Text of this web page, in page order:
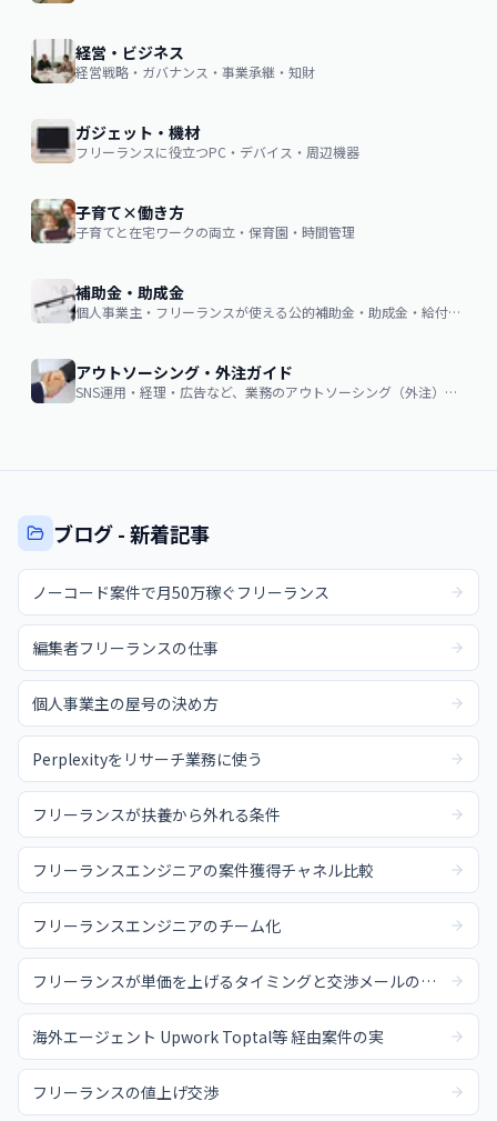
経営・ビジネス
経営戦略・ガバナンス・事業承継・知財
ガジェット・機材
フリーランスに役立つPC・デバイス・周辺機器
子育て×働き方
子育てと在宅ワークの両立・保育園・時間管理
補助金・助成金
個人事業主・フリーランスが使える公的補助金・助成金・給付金の申請ガイド
アウトソーシング・外注ガイド
SNS運用・経理・広告など、業務のアウトソーシング（外注）を検討する企業・個人向け。費用相場・依頼の流れ・失敗しない選び方
ブログ - 新着記事
ノーコード案件で月50万稼ぐフリーランス
編集者フリーランスの仕事
個人事業主の屋号の決め方
Perplexityをリサーチ業務に使う
フリーランスが扶養から外れる条件
フリーランスエンジニアの案件獲得チャネル比較
フリーランスエンジニアのチーム化
フリーランスが単価を上げるタイミングと交渉メールの例文
海外エージェント Upwork Toptal等 経由案件の実
フリーランスの値上げ交渉